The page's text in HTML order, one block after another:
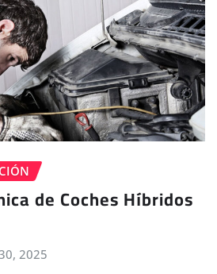
de Coches Híbridos
2025